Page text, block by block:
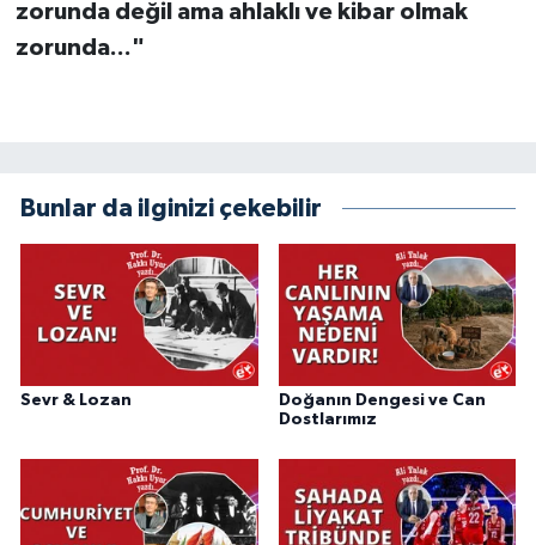
zorunda değil ama ahlaklı ve kibar olmak
zorunda..."
Bunlar da ilginizi çekebilir
Sevr & Lozan
Doğanın Dengesi ve Can
Dostlarımız